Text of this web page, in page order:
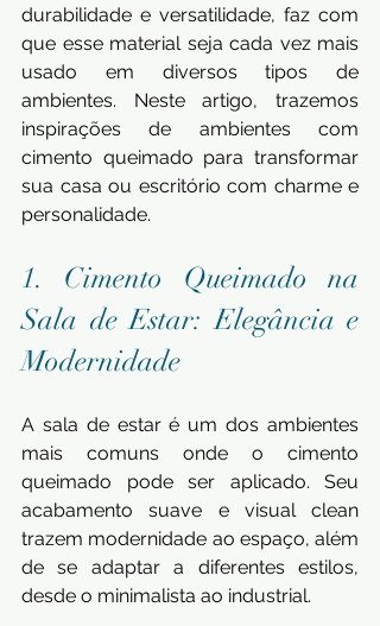
durabilidade e versatilidade, faz com
que esse material seja cada vez mais
usado em diversos tipos de
ambientes. Neste artigo, trazemos
inspirações de ambientes com
cimento queimado para transformar
sua casa ou escritório com charme e
personalidade.
1. Cimento Queimado na
Sala de Estar: Elegância e
Modernidade
A sala de estar é um dos ambientes
mais comuns onde o cimento
queimado pode ser aplicado. Seu
acabamento suave e visual clean
trazem modernidade ao espaço, além
de se adaptar a diferentes estilos,
desde o minimalista ao industrial.